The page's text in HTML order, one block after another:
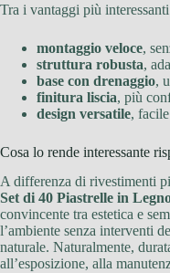
Tra i vantaggi più
montaggio veloce,
struttura robusta,
base con drenaggio,
finitura liscia, più
design versatile,
Cosa lo rende interessante
A differenza di rivestimenti
Set di 40 Piastrelle in
convincente tra estetica e
l’ambiente senza interventi
naturale. Naturalmente,
all’esposizione, alla